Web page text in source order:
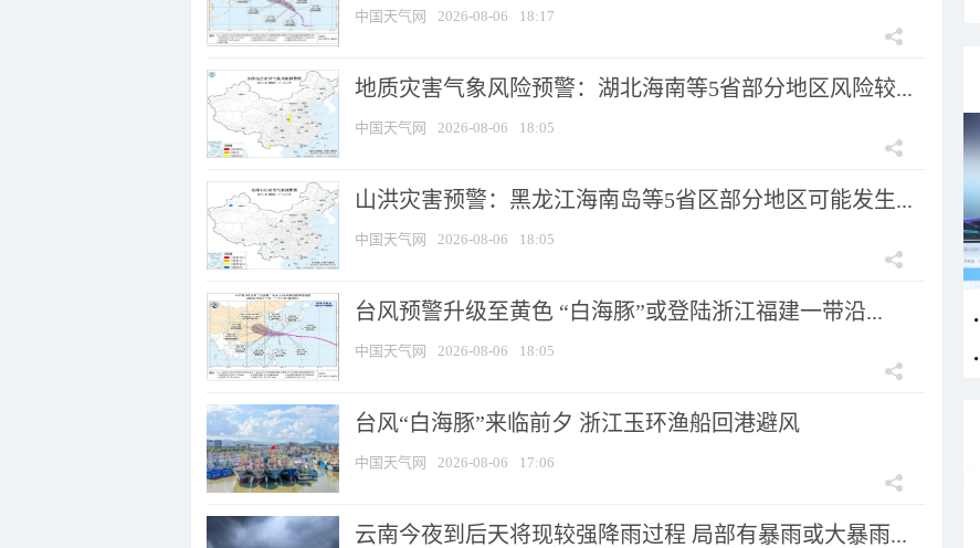
中国天气网 2026-08-06 18:17
地质灾害气象风险预警：湖北海南等5省部分地区风险较...
中国天气网 2026-08-06 18:05
山洪灾害预警：黑龙江海南岛等5省区部分地区可能发生...
中国天气网 2026-08-06 18:05
台风预警升级至黄色 “白海豚”或登陆浙江福建一带沿...
中国天气网 2026-08-06 18:05
台风“白海豚”来临前夕 浙江玉环渔船回港避风
中国天气网 2026-08-06 17:06
云南今夜到后天将现较强降雨过程 局部有暴雨或大暴雨...